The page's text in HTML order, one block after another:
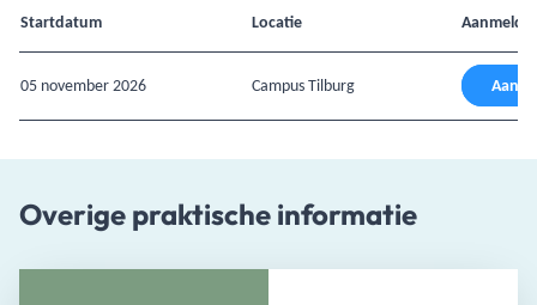
Startdatum Locatie
05 november 2026 Campus Tilburg
Overige praktische informatie